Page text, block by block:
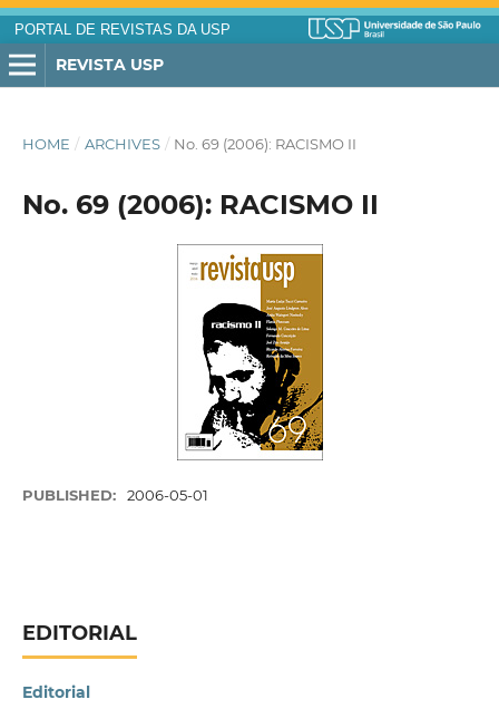
PORTAL DE REVISTAS DA USP
REVISTA USP
HOME / ARCHIVES / No. 69 (2006): RACISMO II
No. 69 (2006): RACISMO II
PUBLISHED: 2006-05-01
EDITORIAL
Editorial